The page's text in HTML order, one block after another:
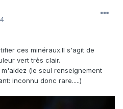
ces minéraux.Il s'agit de
vert très clair.
(le seul renseignement
inconnu donc rare.....)